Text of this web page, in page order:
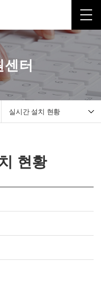
터
실시간 설치 현황
자료실
현황